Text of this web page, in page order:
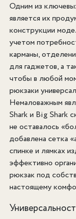
Одним из
является их
конструкции
учетом
карманы,
для гаджетов, а
чтобы в любой
рюкзаки
Немаловажным
Shark и Big Shark
не оставалось
добавлена сетка
спинке и лямках
эффективно
рюкзак под
настоящему